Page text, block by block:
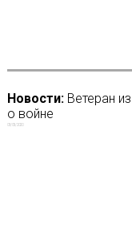
Новости:Ветеран
о войне
03/05/2020